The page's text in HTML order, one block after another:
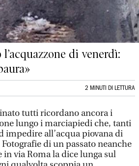
di venerdì:
2 MINUTI DI LETTURA
tutti ricordano ancora i
lungo i marciapiedi che, tanti
impedire all’acqua piovana di
di un passato neanche
in via Roma la dice lunga sul